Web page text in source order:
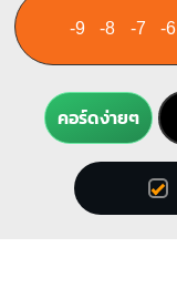
-9 -8 -7 -6
คอร์ดง่ายๆ